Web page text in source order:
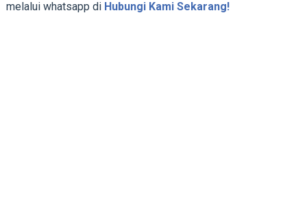
melalui whatsapp di Hubungi Kami Sekarang!